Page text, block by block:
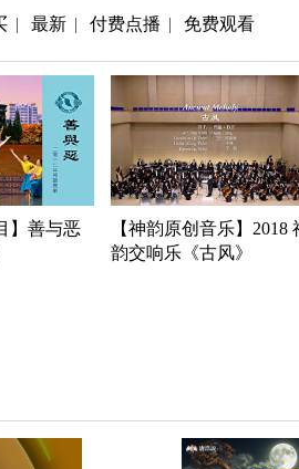
| 最新 | 付费点播 | 免费观看
】善与恶
【神韵原创音乐】2018
韵交响乐《古风》